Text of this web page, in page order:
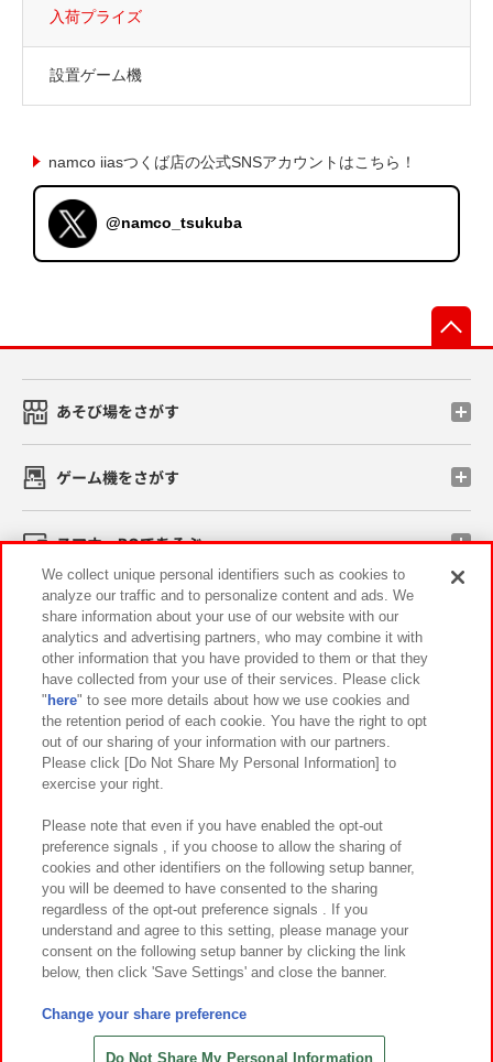
入荷プライズ
設置ゲーム機
namco iiasつくば店の公式SNSアカウントはこちら！
@namco_tsukuba
あそび場をさがす
ゲーム機をさがす
スマホ・PCであそぶ
イベント・キャンペーン
関連会社 サステナビリティ サイトポリシー
プライバシーポリシー ウェブアクセシビリティ方針と検証結果
お取引先さまとともに
カスタマーハラスメント対応方針 よくあるご質問・お問い合わせ
©Bandai Namco Amusement Inc.
©Bandai Namco Amusement Lab Inc.
©HANAYASHIKI Co., Ltd. All Rights Reserved.
We collect unique personal identifiers such as cookies to
analyze our traffic and to personalize content and ads. We
share information about your use of our website with our
analytics and advertising partners, who may combine it with
other information that you have provided to them or that they
have collected from your use of their services. Please click
" here" to see more details about how we use cookies and
the retention period of each cookie. You have the right to opt
out of our sharing of your information with our partners.
Please click [Do Not Share My Personal Information] to
exercise your right.
Please note that even if you have enabled the opt-out
preference signals , if you choose to allow the sharing of
cookies and other identifiers on the following setup banner,
you will be deemed to have consented to the sharing
regardless of the opt-out preference signals . If you
understand and agree to this setting, please manage your
consent on the following setup banner by clicking the link
below, then click 'Save Settings' and close the banner.
Change your share preference
Do Not Share My Personal Information